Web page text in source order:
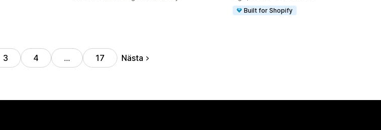
Built for Shopify
3 4 … 17 Nästa